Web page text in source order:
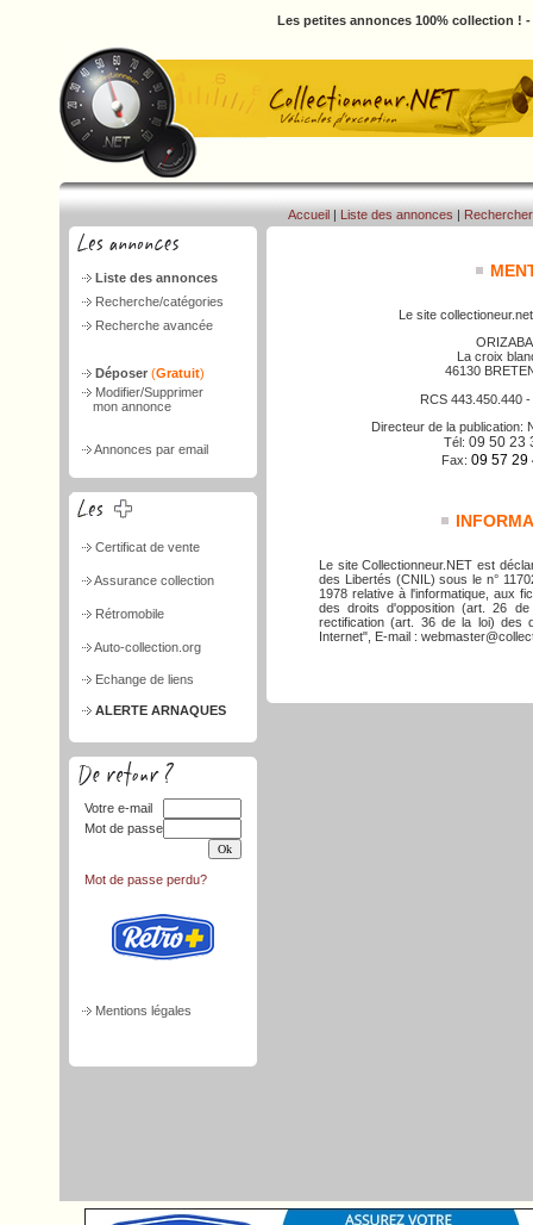
Les petites annonces 100% collection !
Liste des annonces
Recherche/catégories
Recherche avancée
Déposer (Gratuit)
Modifier/Supprimer
mon annonce
Annonces par email
Certificat de vente
Assurance collection
Rétromobile
Auto-collection.org
Echange de liens
ALERTE ARNAQUES
Votre e-mail
Mot de passe
Mot de passe perdu?
Mentions légales
Accueil | Liste des annonces | Rechercher
Le site
ORIZABA
La croix
46130
RCS 443.450.440
Directeur de la publication:
Tél: 09 50 23
Fax: 09 57 29
Le site Collectionneur.NET est
des Libertés (CNIL) sous le n°
1978 relative à l'informatique, aux
des droits d'opposition (art. 26
rectification (art. 36 de la loi) des
Internet", E-mail :